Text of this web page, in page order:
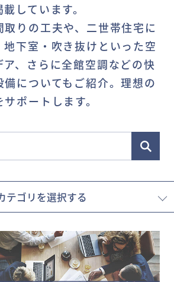
しています。
りの工夫や、二世帯住宅に
下室・吹き抜けといった空
、さらに全館空調などの快
についてもご紹介。理想の
ポートします。
テゴリを選択する